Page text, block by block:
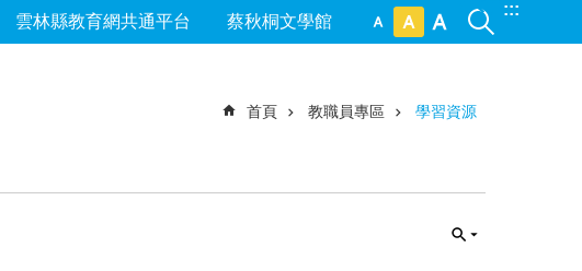
:::
雲林縣教育網共通平台 蔡秋桐文學館
首頁 教職員專區 學習資源